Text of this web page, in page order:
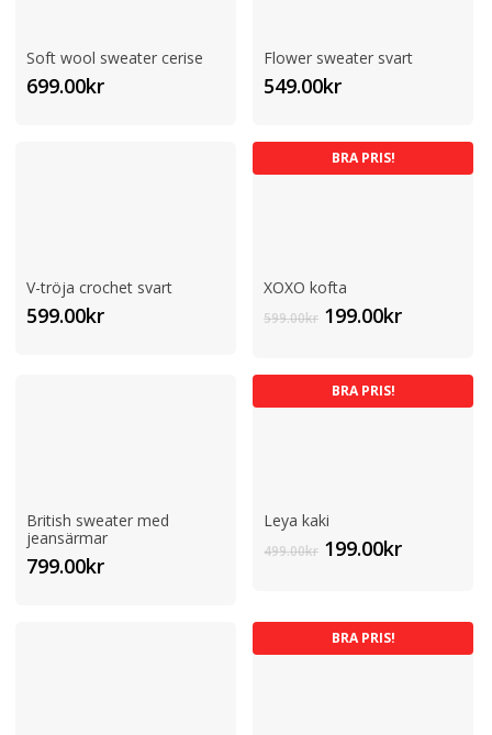
Soft wool sweater cerise
699.00kr
Flower sweater svart
549.00kr
V-tröja crochet svart
599.00kr
BRA PRIS!
XOXO kofta
599.00kr Det
var:
599.00kr.
199.00krDet
199.00kr.
British sweater med
jeansärmar
799.00kr
BRA PRIS!
Leya kaki
499.00kr Det
var:
499.00kr.
199.00krDet
är:
BRA PRIS!